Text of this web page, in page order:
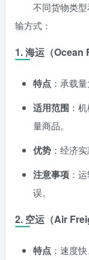
不同货物类
输方式：
1. 海运（Ocean
特点 ：承载
适用范围 ：
量商品。
优势 ：经济
注意事项 ：
误。
2. 空运（Air
特点 ：速度